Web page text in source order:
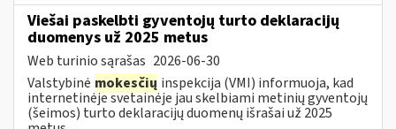
Viešai paskelbti gyventojų turto deklaracijų
duomenys už 2025 metus
Web turinio sąrašas 2026-06-30
Valstybinė mokesčių inspekcija (VMI) informuoja, kad
internetinėje svetainėje jau skelbiami metinių gyventojų
(šeimos) turto deklaracijų duomenų išrašai už 2025